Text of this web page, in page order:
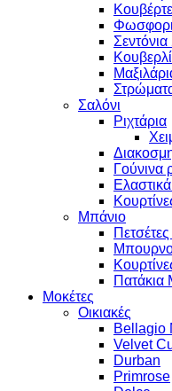
Σεντόνια
Κουβερλί
Σαλόνι
Ριχτάρια
Γούνινα
Μπάνιο
Πατάκια
Μοκέτες
Οικιακές
Bellagio
Velvet
Durban
Primrose